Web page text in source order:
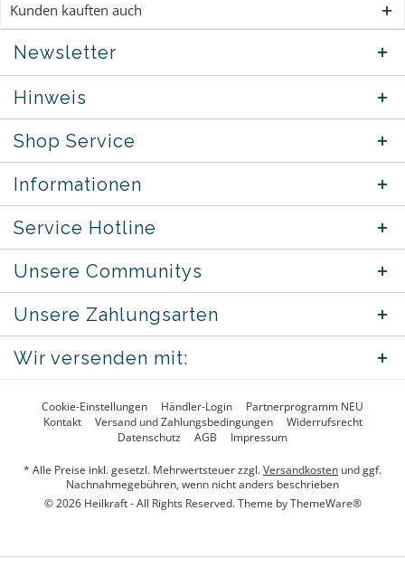
Kunden kauften auch
Newsletter
Hinweis
Shop Service
Informationen
Service Hotline
Unsere Communitys
Unsere Zahlungsarten
Wir versenden mit:
Cookie-Einstellungen Händler-Login
Partnerprogramm NEU
Kontakt
Versand und Zahlungsbedingungen
Widerrufsrecht
Datenschutz
AGB Impressum
* Alle Preise inkl. gesetzl. Mehrwertsteuer zzgl.Versandkosten und ggf.
Nachnahmegebühren, wenn nicht anders beschrieben
© 2026 Heilkraft - All Rights Reserved. Theme byThemeWare®